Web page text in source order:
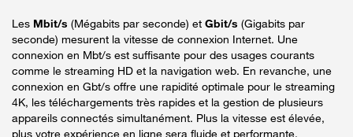
Les Mbit/s (Mégabits par seconde) et Gbit/s (Gigabits par
seconde) mesurent la vitesse de connexion Internet. Une
connexion en Mbt/s est suffisante pour des usages courants
comme le streaming HD et la navigation web. En revanche, une
connexion en Gbt/s offre une rapidité optimale pour le streaming
4K, les téléchargements très rapides et la gestion de plusieurs
appareils connectés simultanément. Plus la vitesse est élevée,
plus votre expérience en ligne sera fluide et performante.